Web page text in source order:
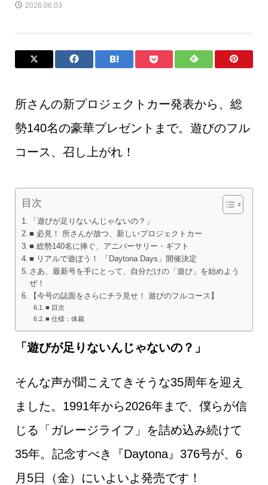
2026.06.03
所さんの新プロジェクトカー発表から、総
勢140名の豪華プレゼントまで。遊びのフル
コース、召し上がれ！
目次
「遊びが足りないんじゃないの？」
■ 必見！ 所さんが放つ、新しいプロジェクトカー
■ 総勢140名に捧ぐ、アニバーサリー・ギフト
■ リアルで遊ぼう！ 「Daytona Days」開催決定
さあ、最新号を手にとって、自分だけの「遊び」を始めよう
ぜ！
【今号の誌面をさらにチラ見せ！ 遊びのフルコース】
■ 目次
■ 仕様：体裁
「遊びが足りないんじゃないの？」
そんな声が聞こえてきそうな35周年を迎え
ました。1991年から2026年まで、僕らが信
じる「ガレージライフ」を詰め込み続けて
35年。記念すべき『Daytona』376号が、6
月5日（金）にいよいよ発売です！